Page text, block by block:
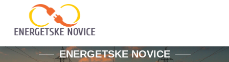
ENERGETSKE NOVICE